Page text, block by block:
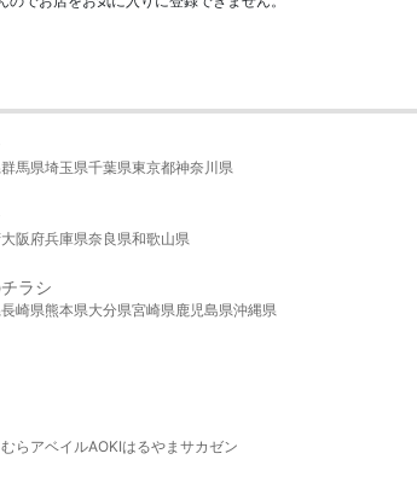
群馬県埼玉県千葉県東京都神奈川県
大阪府兵庫県奈良県和歌山県
ラシ
長崎県熊本県大分県宮崎県鹿児島県沖縄県
ら アベイルAOKIはるやま サカゼン